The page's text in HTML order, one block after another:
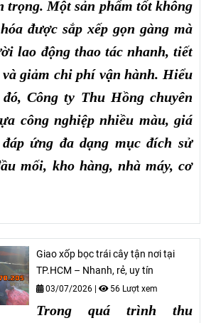
trọng. Một sản phẩm tốt không
được sắp xếp gọn gàng mà
lao động thao tác nhanh, tiết
giảm chi phí vận hành. Hiểu
Công ty Thu Hồng chuyên
công nghiệp nhiều màu, giá
ứng đa dạng mục đích sử
mối, kho hàng, nhà máy, cơ
Giao xốp bọc trái cây tận nơi tại
TP.HCM – Nhanh, rẻ, uy tín
03/07/2026 | 56 Lượt xem
Trong quá trình thu